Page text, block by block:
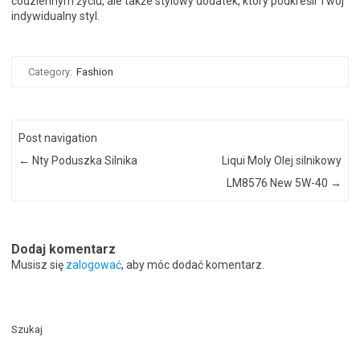
indywidualny styl.
Category: Fashion
Post navigation
← Nty Poduszka Silnika
Liqui Moly Olej silnikowy
LM8576 New 5W-40 →
Dodaj komentarz
Musisz się zalogować, aby móc dodać komentarz.
Szukaj